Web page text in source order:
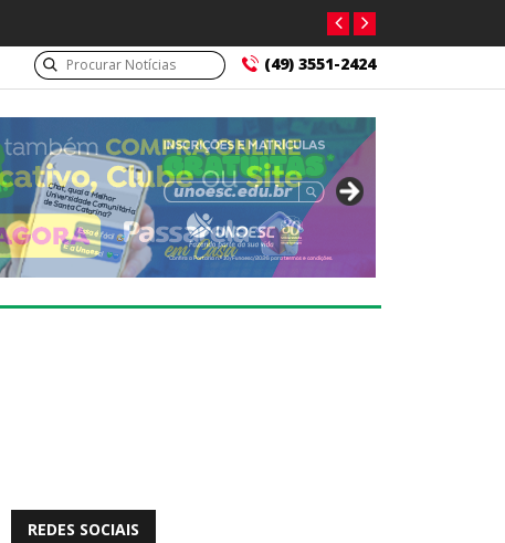
(49) 3551-2424
REDES SOCIAIS